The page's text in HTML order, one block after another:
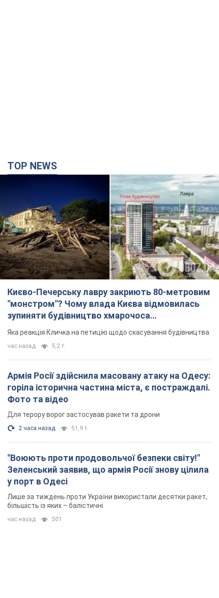
TOP NEWS
Києво-Печерську лавру закриють 80-метровим
"монстром"? Чому влада Києва відмовилась
зупиняти будівництво хмарочоса
"московського вірянина"
Яка реакція Кличка на петицію щодо скасування будівництва
час назад 5,2 т.
Армія Росії здійснила масовану атаку на Одесу:
горіла історична частина міста, є постраждалі.
Фото та відео
Для терору ворог застосував ракети та дрони
2 часа назад 51,9 т.
"Воюють проти продовольчої безпеки світу!"
Зеленський заявив, що армія Росії знову цілила
у порт в Одесі
Лише за тиждень проти України використали десятки ракет,
більшість із яких – балістичні
час назад 501